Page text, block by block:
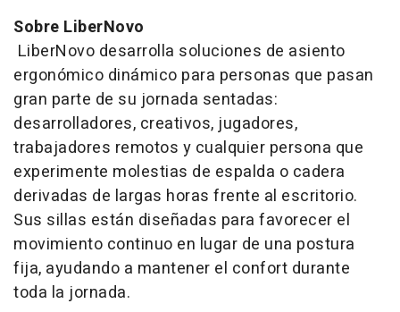
Sobre LiberNovo
LiberNovo desarrolla soluciones de asiento
ergonómico dinámico para personas que pasan
gran parte de su jornada sentadas:
desarrolladores, creativos, jugadores,
trabajadores remotos y cualquier persona que
experimente molestias de espalda o cadera
derivadas de largas horas frente al escritorio.
Sus sillas están diseñadas para favorecer el
movimiento continuo en lugar de una postura
fija, ayudando a mantener el confort durante
toda la jornada.